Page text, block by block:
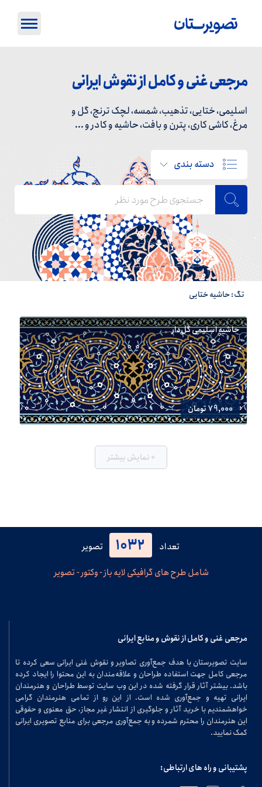
مرجعی غنی و کامل از نقوش ایرانی
اسلیمی، ختایی، تذهیب، شمسه، لچک ترنج، گل و
مرغ، کاشی کاری، پترن و بافت، حاشیه و کادر و ...
دسته بندی
تگ: حاشیه ختایی
حاشیه اسلیمی گل‌دار
79,000 تومان
+ نمایش بیشتر
تعداد 1032
تصویر
شامل طرح های گرافیکی لایه باز - وکتور - تصویر
مرجعی غنی و کامل از نقوش و منابع ایرانی
سایت تصویرستان با هدف جمع‌آوری تصاویر و نقوش غنی ایرانی سعی کرده تا
مرجعی کامل جهت استفاده طراحان و علاقه‌مندان به این محتوا را ایجاد کرده
باشد. بیشتر آثار قرار گرفته شده در این وب سایت توسط طراحان و هنرمندان
ایرانی تهیه و جمع‌آوری شده است. از این رو از تمامی هنرمندان گرامی
خواهشمندیم با خرید آثار و جلوگیری از انتشار غیر مجاز، حق معنوی و حقوقی
این هنرمندان را محترم شمرده و به جمع‌آوری مرجعی برای منابع تصویری ایرانی
کمک نمایید.
پشتیبانی و راه های ارتباطی: